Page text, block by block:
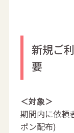
新規ご
要
＜対象＞
期間内に依頼
ポン配布)